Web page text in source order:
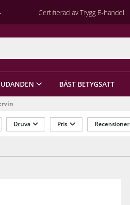
Certifierad av Trygg E-handel
BÄST BETYGSATT
Druva Pris Recensioner